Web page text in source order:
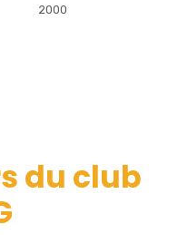
2000
du club